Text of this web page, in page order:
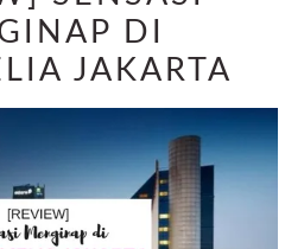
DI
JAKARTA